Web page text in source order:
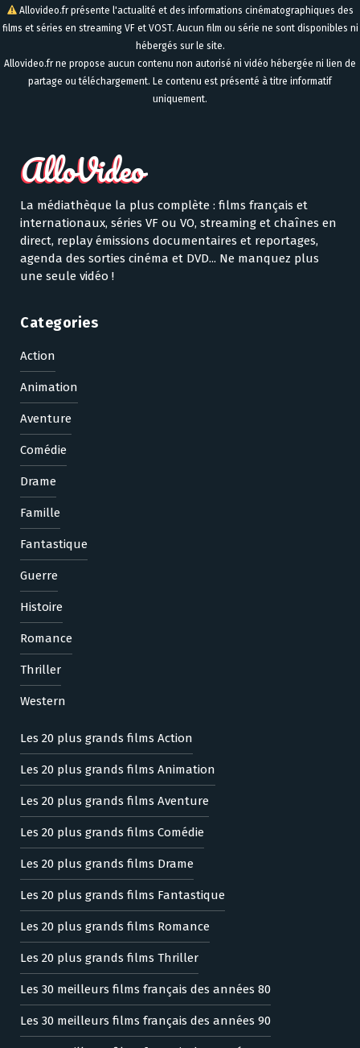
Allovideo.fr présente l'actualité et des informations cinématographiques des
films et séries en streaming VF et VOST. Aucun film ou série ne sont disponibles ni
hébergés sur le site.
Allovideo.fr ne propose aucun contenu non autorisé ni vidéo hébergée ni lien de
partage ou téléchargement. Le contenu est présenté à titre informatif
uniquement.
La médiathèque la plus complète : films français et
internationaux, séries VF ou VO, streaming et chaînes en
direct, replay émissions documentaires et reportages,
agenda des sorties cinéma et DVD... Ne manquez plus
une seule vidéo !
Categories
Action
Animation
Aventure
Comédie
Drame
Famille
Fantastique
Guerre
Histoire
Romance
Thriller
Western
Les 20 plus grands films Action
Les 20 plus grands films Animation
Les 20 plus grands films Aventure
Les 20 plus grands films Comédie
Les 20 plus grands films Drame
Les 20 plus grands films Fantastique
Les 20 plus grands films Romance
Les 20 plus grands films Thriller
Les 30 meilleurs films français des années 80
Les 30 meilleurs films français des années 90